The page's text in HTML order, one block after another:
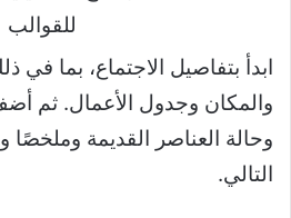
ابدأ بتفاصيل الاجتماع، بما في
والمكان وجدول الأعمال. ثم
وحالة العناصر القديمة وملخصًا
التالي.